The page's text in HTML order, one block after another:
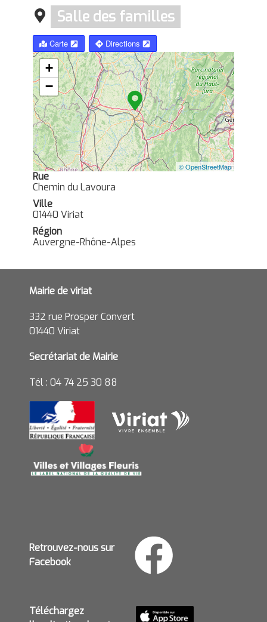
Salle des familles
Carte Directions
+
−
© OpenStreetMap
Rue
Chemin du Lavoura
Ville
01440 Viriat
Région
Auvergne-Rhône-Alpes
Mairie de viriat
332 rue Prosper Convert
01440 Viriat
Secrétariat de Mairie
Tél : 04 74 25 30 88
Retrouvez-nous sur
Facebook
Téléchargez